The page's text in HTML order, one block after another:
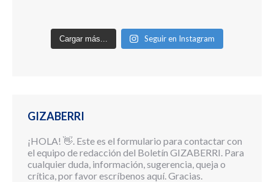
Cargar más... Seguir en Instagram
GIZABERRI
¡HOLA! 👋. Este es el formulario para contactar con
el equipo de redacción del Boletín GIZABERRI. Para
cualquier duda, información, sugerencia, queja o
crítica, por favor escríbenos aquí. Gracias.